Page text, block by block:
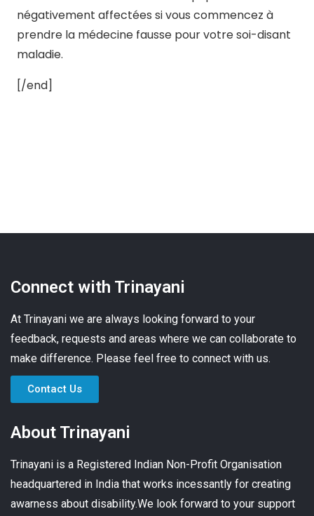
négativement affectées si vous commencez à
prendre la médecine fausse pour votre soi-disant
maladie.
[/end]
Connect with Trinayani
At Trinayani we are always looking forward to your
feedback, requests and areas where we can collaborate to
make difference. Please feel free to connect with us.
Contact Us
About Trinayani
Trinayani is a Registered Indian Non-Profit Organisation
headquartered in India that works incessantly for creating
awarness about disability.We look forward to your support